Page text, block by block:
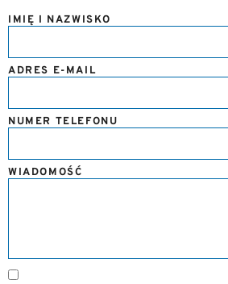
IMIĘ I NAZWISKO
ADRES E-MAIL
NUMER TELEFONU
WIADOMOŚĆ